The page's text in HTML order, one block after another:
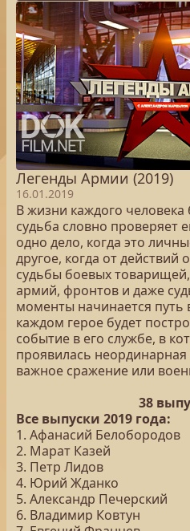
Легенды Армии (2019)
16.01.2019
В жизни каждого
судьба словно проверяет
одно дело, когда это
другое, когда от действий
судьбы боевых
армий, фронтов и даже
моменты начинается путь
каждом герое будет
событие в его службе, в
проявилась неординарная
важное сражение или
38
Все выпуски 2019 года:
1. Афанасий Белобородов
2. Марат Казей
3. Петр Лидов
4. Юрий Жданко
5. Александр Печерский
6. Владимир Ковтун